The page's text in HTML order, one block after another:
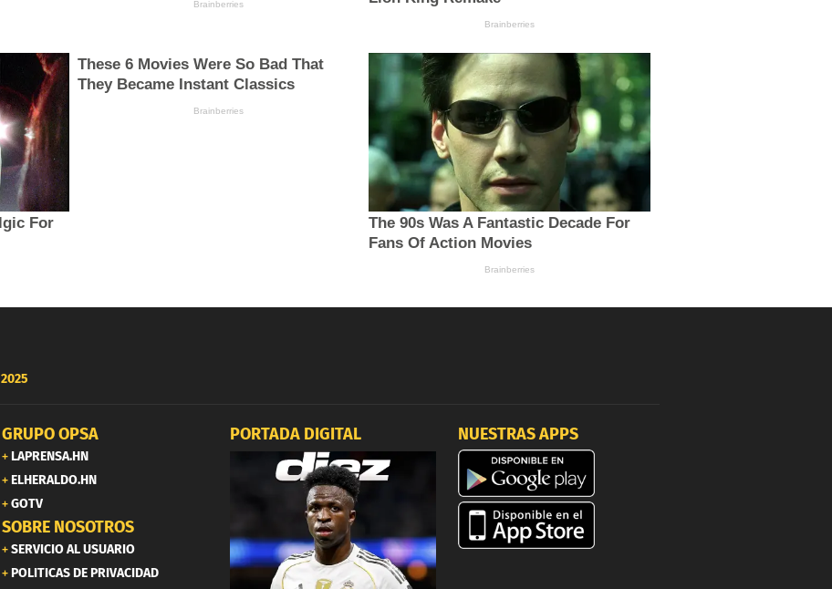
2025
GRUPO OPSA
LAPRENSA.HN
ELHERALDO.HN
GOTV
SOBRE NOSOTROS
SERVICIO AL USUARIO
POLITICAS DE PRIVACIDAD
PORTADA DIGITAL NUESTRAS APPS